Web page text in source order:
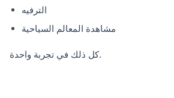
الترفيه
مشاهدة المعالم السياحية
كل ذلك في تجربة واحدة.